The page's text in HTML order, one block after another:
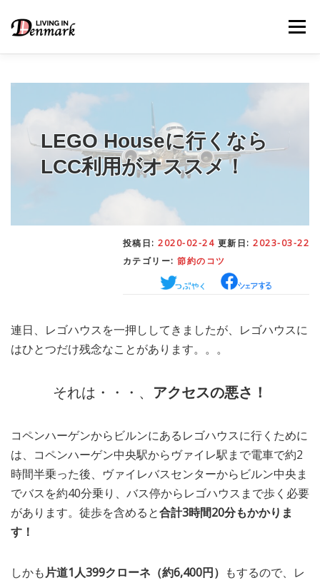
メニュー
LIFE TIPS – ごはん事情
STUDY– 留学関連情報
WORK– デンマークの働き方
– 日本人の考察
MEDIA – メディア掲載 TRAVEL– 旅行
EVERYDAY – 日常ブログ
ABOUT US- サイトについて
LEGO Houseに行くなら
LCC利用がオススメ！
投稿日: 2020-02-24 更新日: 2023-03-22
カテゴリー: 節約のコツ
連日、レゴハウスを一押ししてきましたが、レゴハウスに
はひとつだけ残念なことがあります。。。
それは・・・、 アクセスの悪さ！
コペンハーゲンからビルンにあるレゴハウスに行くために
は、コペンハーゲン中央駅からヴァイレ駅まで電車で約2
時間半乗った後、ヴァイレバスセンターからビルン中央ま
でバスを約40分乗り、バス停からレゴハウスまで歩く必要
があります。徒歩を含めると合計3時間20分もかかりま
す！
しかも片道1人399クローネ（約6,400円） もするので、レ